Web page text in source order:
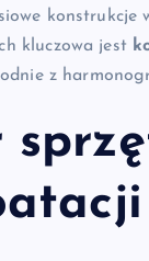
konstrukcje
kluczowa jest
z